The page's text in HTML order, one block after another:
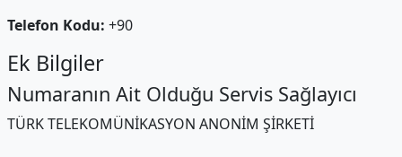
Telefon Kodu: +90
Ek Bilgiler
Numaranın Ait Olduğu Servis Sağlayıcı
TÜRK TELEKOMÜNİKASYON ANONİM ŞİRKETİ